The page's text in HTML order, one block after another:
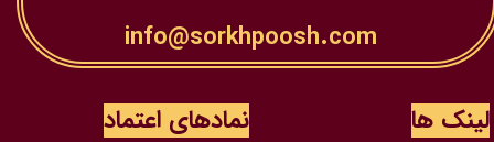
info@sorkhpoosh.com
لینک ها نمادهای اعتماد